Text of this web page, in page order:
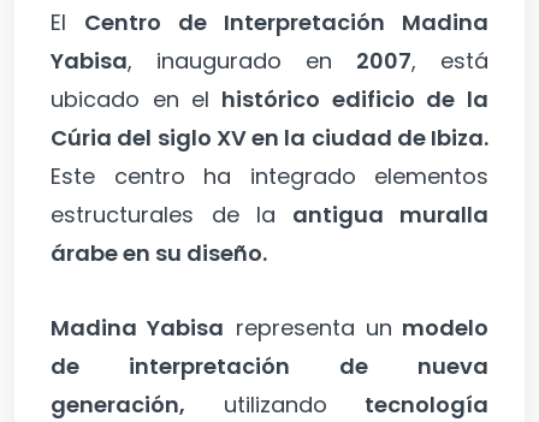
El Centro de Interpretación Madina
Yabisa, inaugurado en 2007, está
ubicado en el histórico edificio de la
Cúria del siglo XV en la ciudad de Ibiza.
Este centro ha integrado elementos
estructurales de la antigua muralla
árabe en su diseño.
Madina Yabisa representa un modelo
de interpretación de nueva
generación, utilizando tecnología